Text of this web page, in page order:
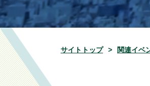
サイトトップ 関連イベ